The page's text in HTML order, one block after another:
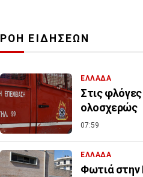
ΡΟΗ ΕΙΔΗΣΕΩΝ
ΕΛΛΑΔΑ
Στις
ολοσχερώς
07:59
ΕΛΛΑΔΑ
Φωτιά στην